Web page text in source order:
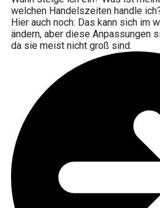
welchen Handelszeiten handle
Hier auch noch: Das kann sich im
ändern, aber diese Anpassungen
da sie meist nicht groß sind.